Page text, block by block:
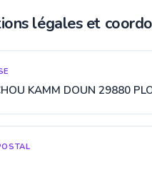
légales et
KAMM DOUN 29880